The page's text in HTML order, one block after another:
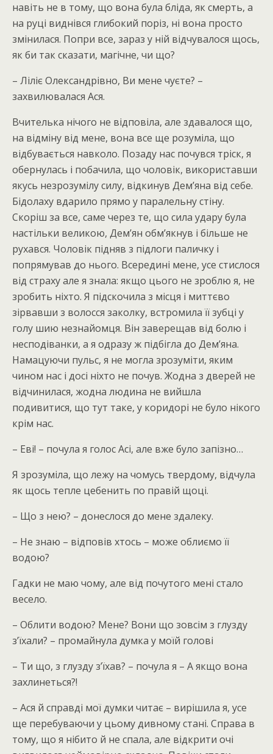
навіть не в тому, що вона була бліда, як смерть, а
на руці виднівся глибокий поріз, ні вона просто
змінилася. Попри все, зараз у ній відчувалося щось,
як би так сказати, магічне, чи що?
– Ліліє Олександрівно, Ви мене чуєте? –
захвилювалася Ася.
Вчителька нічого не відповіла, але здавалося що,
на відміну від мене, вона все ще розуміла, що
відбувається навколо. Позаду нас почувся тріск, я
обернулась і побачила, що чоловік, використавши
якусь незрозумілу силу, відкинув Дем’яна від себе.
Бідолаху вдарило прямо у паралельну стіну.
Скоріш за все, саме через те, що сила удару була
настільки великою, Дем’ян обм’якнув і більше не
рухався. Чоловік підняв з підлоги паличку і
попрямував до нього. Всередині мене, усе стислося
від страху але я знала: якщо цього не зроблю я, не
зробить ніхто. Я підскочила з місця і миттєво
зірвавши з волосся заколку, встромила її зубці у
голу шию незнайомця. Він заверещав від болю і
несподіванки, а я одразу ж підбігла до Дем’яна.
Намацуючи пульс, я не могла зрозуміти, яким
чином нас і досі ніхто не почув. Жодна з дверей не
відчинилася, жодна людина не вийшла
подивитися, що тут таке, у коридорі не було нікого
крім нас.
– Еві! – почула я голос Асі, але вже було запізно…
Я зрозуміла, що лежу на чомусь твердому, відчула
як щось тепле цебенить по правій щоці.
– Що з нею? – донеслося до мене здалеку.
– Не знаю – відповів хтось – може облиємо її
водою?
Гадки не маю чому, але від почутого мені стало
весело.
– Облити водою? Мене? Вони що зовсім з глузду
з’їхали? – промайнула думка у моїй голові
– Ти що, з глузду з’їхав? – почула я – А якщо вона
захлинеться?!
– Ася й справді мої думки читає – вирішила я, усе
ще перебуваючи у цьому дивному стані. Справа в
тому, що я нібито й не спала, але відкрити очі